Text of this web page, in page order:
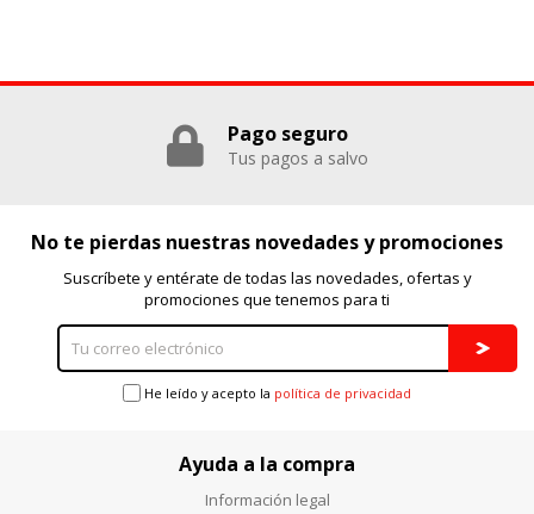
Pago seguro
Tus pagos a salvo
No te pierdas nuestras novedades y promociones
Suscríbete y entérate de todas las novedades, ofertas y
promociones que tenemos para ti
He leído y acepto la política de privacidad
Ayuda a la compra
Información legal
Puedes volver a configurar tus cookies desde la sección